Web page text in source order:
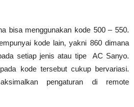
bisa menggunakan kode 500 – 550.
kode lain, yakni 860 dimana
setiap jenis atau tipe AC Sanyo.
kode tersebut cukup bervariasi.
pengaturan di remote